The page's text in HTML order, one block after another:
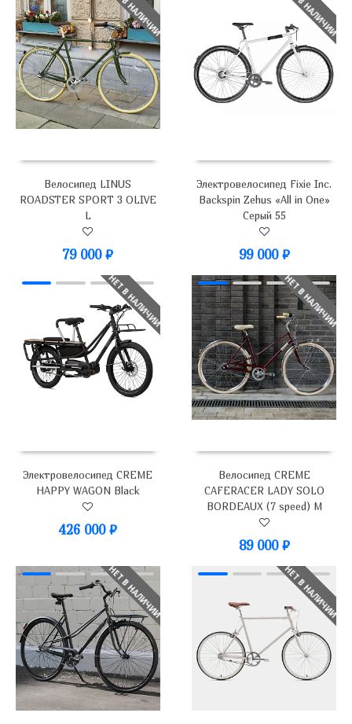
Велосипед LINUS
ROADSTER SPORT 3 OLIVE
L
79 000₽
Электровелосипед Fixie Inc.
Backspin Zehus «All in One»
Серый 55
99 000 ₽
НЕТ В НАЛИЧИИ
Электровелосипед CREME
HAPPY WAGON Black
426 000 ₽
НЕТ В НАЛИЧИИ
Велосипед CREME
CAFERACER LADY SOLO
BORDEAUX (7 speed) M
89 000 ₽
НЕТ В НАЛИЧИИ НЕТ В НАЛИЧИИ